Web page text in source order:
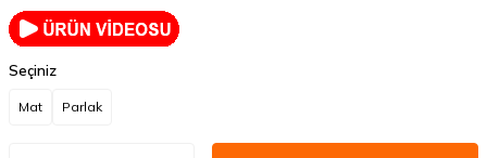
Seçiniz
Mat Parlak